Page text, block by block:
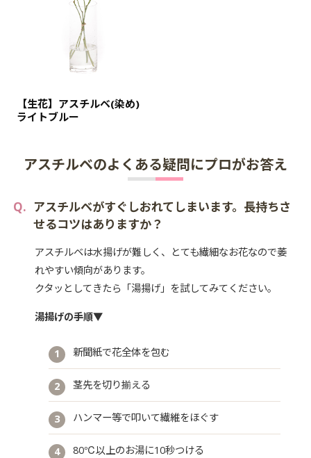
【生花】アスチルベ(染め)
ライトブルー
アスチルベのよくある疑問にプロがお答え
アスチルベがすぐしおれてしまいます。長持ちさ
せるコツはありますか？
アスチルベは水揚げが難しく、とても繊細なお花なので萎
れやすい傾向があります。
クタッとしてきたら「湯揚げ」を試してみてください。
湯揚げの手順▼
新聞紙で花全体を包む
茎先を切り揃える
ハンマー等で叩いて繊維をほぐす
80℃以上のお湯に10秒つける